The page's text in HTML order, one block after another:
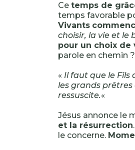
Ce temps de
temps favorable
Vivants
choisir, la vie et le
pour un choix de
parole en chemin ?
« Il faut que le Fils
les grands prêtres
ressuscite.«
Jésus annonce le
et la résurrection
le concerne.